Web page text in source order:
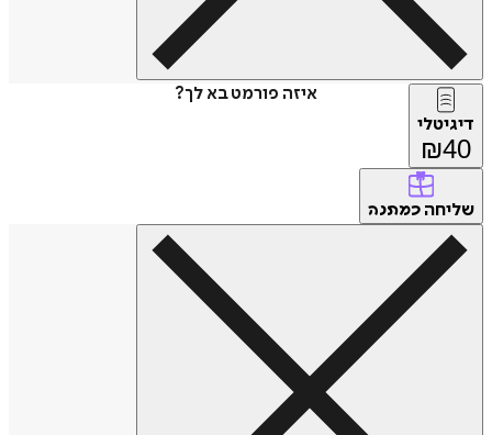
איזה פורמט בא לך?
דיגיטלי
₪40
שליחה כמתנה